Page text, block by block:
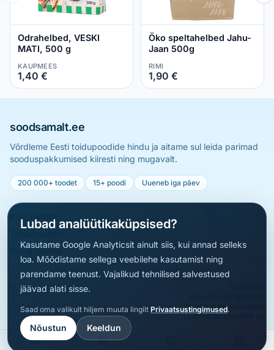
Odrahelbed, VESKI
MATI, 500 g
KAUPMEES
1,40 €
Öko speltahelbed Jahu-
Jaan 500g
RIMI
1,90 €
soodsamalt.ee
Võrdleme Eesti toidupoodide hindu ja aitame sul leida parimad
sooduspakkumised kiiresti ning mugavalt.
200 000+ toodet 15+ poodi Uueneb iga päev
Muud tooted
© 2026 soodsamalt.ee
Muuda küpsiste valikut
info@soodsamalt.ee
Lubad analüütikaküpsised?
Kasutame Google Analyticsit ainult siis, kui annad selleks
loa. Mõõdistame sellega veebilehe kasutamist ning
parendame teenust. Vajalikud tehnilised salvestused
jäävad alati sisse.
Saad oma valikult hiljem muuta lingilt Privaatsustingimused.
Nõustun Keeldun